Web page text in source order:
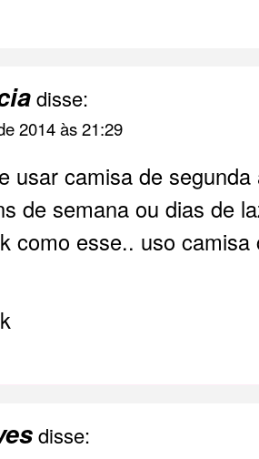
disse:
2014 às 21:29
usar camisa de
de semana ou dias de
como esse.. uso
disse: